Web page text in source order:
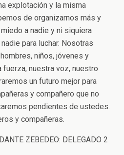
explotación y la misma
de organizarnos más y
a nadie y ni siquiera
para luchar. Nosotras
niños, jóvenes y
fuerza, nuestra voz, nuestro
un futuro mejor para
y compañero que no
pendientes de ustedes.
y compañeras.
ZEBEDEO: DELEGADO 2